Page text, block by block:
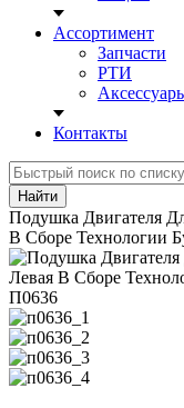
Ассортимент
Запчасти
РТИ
Контакты
Найти
Подушка Двигателя
В Сборе Технологии
П0636